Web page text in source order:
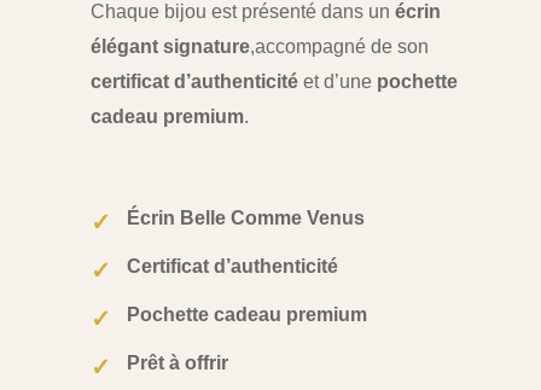
Chaque bijou est présenté dans un écrin
élégant signature,accompagné de son
certificat d’authenticitéet d’une pochette
cadeau premium.
✓ Écrin Belle Comme Venus
✓ Certificat d’authenticité
✓ Pochette cadeau premium
✓ Prêt à offrir